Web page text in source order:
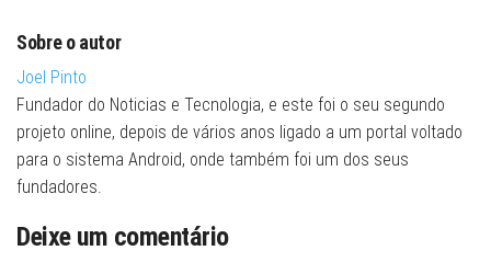
Sobre o autor
Joel Pinto
Fundador do Noticias e Tecnologia, e este foi o seu segundo
projeto online, depois de vários anos ligado a um portal voltado
para o sistema Android, onde também foi um dos seus
fundadores.
Deixe um comentário